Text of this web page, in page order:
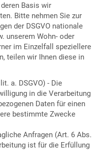
deren Basis wir
Bitte nehmen Sie zur
der DSGVO nationale
unserem Wohn- oder
im Einzelfall speziellere
teilen wir Ihnen diese in
a. DSGVO) - Die
in die Verarbeitung
Daten für einen
bestimmte Zwecke
Anfragen (Art. 6 Abs.
ist für die Erfüllung